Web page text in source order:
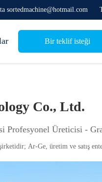
sortedmachine@hotmail.com
Bir teklif isteği
Co., Ltd.
Profesyonel Üreticisi -
Ar-Ge, üretim ve satış